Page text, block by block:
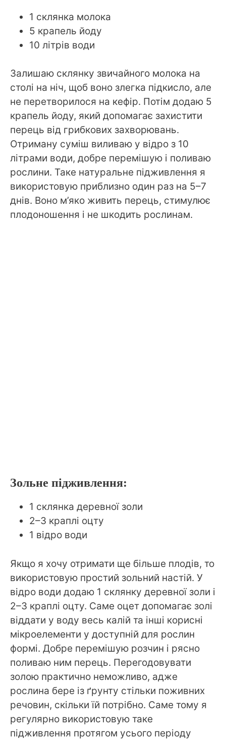
1 склянка молока
5 крапель йоду
10 літрів води
Залишаю склянку звичайного молока на
столі на ніч, щоб воно злегка підкисло, але
не перетворилося на кефір. Потім додаю 5
крапель йоду, який допомагає захистити
перець від грибкових захворювань.
Отриману суміш виливаю у відро з 10
літрами води, добре перемішую і поливаю
рослини. Таке натуральне підживлення я
використовую приблизно один раз на 5–7
днів. Воно м’яко живить перець, стимулює
плодоношення і не шкодить рослинам.
Зольне підживлення:
1 склянка деревної золи
2–3 краплі оцту
1 відро води
Якщо я хочу отримати ще більше плодів, то
використовую простий зольний настій. У
відро води додаю 1 склянку деревної золи і
2–3 краплі оцту. Саме оцет допомагає золі
віддати у воду весь калій та інші корисні
мікроелементи у доступній для рослин
формі. Добре перемішую розчин і рясно
поливаю ним перець. Перегодовувати
золою практично неможливо, адже
рослина бере із ґрунту стільки поживних
речовин, скільки їй потрібно. Саме тому я
регулярно використовую таке
підживлення протягом усього періоду